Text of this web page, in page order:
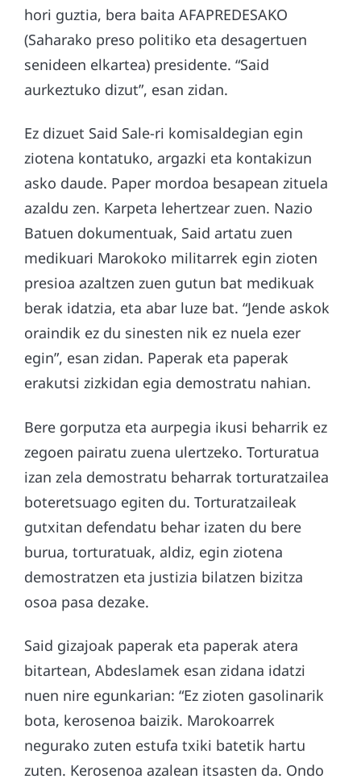
hori guztia, bera baita AFAPREDESAKO
(Saharako preso politiko eta desagertuen
senideen elkartea) presidente. “Said
aurkeztuko dizut”, esan zidan.
Ez dizuet Said Sale-ri komisaldegian egin
ziotena kontatuko, argazki eta kontakizun
asko daude. Paper mordoa besapean zituela
azaldu zen. Karpeta lehertzear zuen. Nazio
Batuen dokumentuak, Said artatu zuen
medikuari Marokoko militarrek egin zioten
presioa azaltzen zuen gutun bat medikuak
berak idatzia, eta abar luze bat. “Jende askok
oraindik ez du sinesten nik ez nuela ezer
egin”, esan zidan. Paperak eta paperak
erakutsi zizkidan egia demostratu nahian.
Bere gorputza eta aurpegia ikusi beharrik ez
zegoen pairatu zuena ulertzeko. Torturatua
izan zela demostratu beharrak torturatzailea
boteretsuago egiten du. Torturatzaileak
gutxitan defendatu behar izaten du bere
burua, torturatuak, aldiz, egin ziotena
demostratzen eta justizia bilatzen bizitza
osoa pasa dezake.
Said gizajoak paperak eta paperak atera
bitartean, Abdeslamek esan zidana idatzi
nuen nire egunkarian: “Ez zioten gasolinarik
bota, kerosenoa baizik. Marokoarrek
negurako zuten estufa txiki batetik hartu
zuten. Kerosenoa azalean itsasten da. Ondo